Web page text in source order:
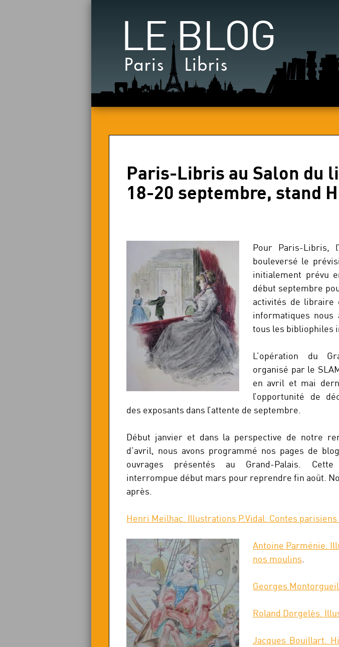
LE BLOG
Paris Libris
Paris-Libris au Salon du
18-20 septembre, stand
Pour Paris-Libris,
bouleversé le
initialement prévu
début septembre
activités de libraire
informatiques
tous les bibliophiles
L’opération du
organisé par le
en avril et mai
l’opportunité de
des exposants dans l’attente de septembre.
Début janvier et dans la perspective de notre
d’avril, nous avons programmé nos pages de
ouvrages présentés au Grand-Palais. Cette
interrompue début mars pour reprendre fin août.
après.
Henri Meilhac. Illustrations P.Vidal. Contes
Antoine Parménie.
nos moulins.
Georges
Roland Dorgelès.
Jacques Bouillart.